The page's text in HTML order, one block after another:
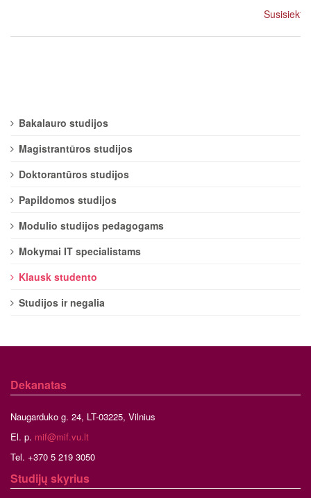
Susisiekti
Bakalauro studijos
Magistrantūros studijos
Doktorantūros studijos
Papildomos studijos
Modulio studijos pedagogams
Mokymai IT specialistams
Klausk studento
Studijos ir negalia
Dekanatas
Naugarduko g. 24, LT-03225, Vilnius
El. p. mif@mif.vu.lt
Tel. +370 5 219 3050
Studijų skyrius